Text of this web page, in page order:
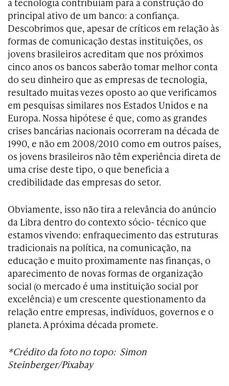
principal ativo de um banco: a confiança.
Descobrimos que, apesar de críticos em relação às
formas de comunicação destas instituições, os
jovens brasileiros acreditam que nos próximos
cinco anos os bancos saberão tomar melhor conta
do seu dinheiro que as empresas de tecnologia,
resultado muitas vezes oposto ao que verificamos
em pesquisas similares nos Estados Unidos e na
Europa. Nossa hipótese é que, como as grandes
crises bancárias nacionais ocorreram na década de
1990, e não em 2008/2010 como em outros países,
os jovens brasileiros não têm experiência direta de
uma crise deste tipo, o que beneficia a
credibilidade das empresas do setor.
Obviamente, isso não tira a relevância do anúncio
da Libra dentro do contexto sócio- técnico que
estamos vivendo: enfraquecimento das estruturas
tradicionais na política, na comunicação, na
educação e muito proximamente nas finanças, o
aparecimento de novas formas de organização
social (o mercado é uma instituição social por
excelência) e um crescente questionamento da
relação entre empresas, indivíduos, governos e o
planeta. A próxima década promete.
*Crédito da foto no topo: Simon
Steinberger/Pixabay